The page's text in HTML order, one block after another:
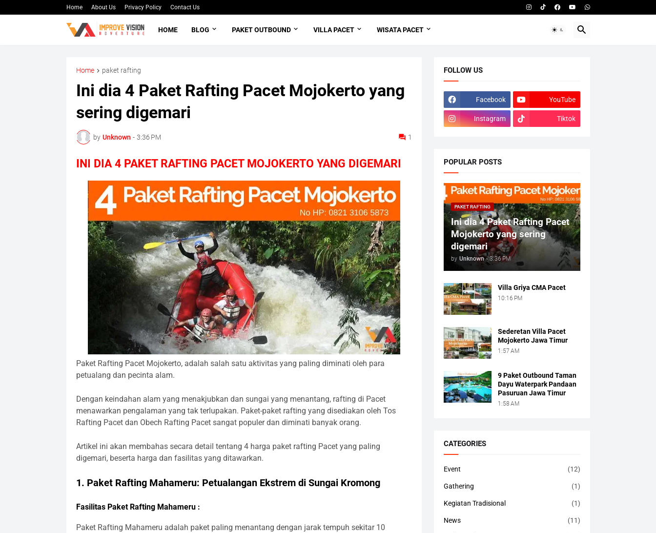
Home About Us Privacy Policy Contact Us
HOME BLOG PAKET OUTBOUND VILLA PACET WISATA PACET
Home paket rafting
Ini dia 4 Paket Rafting Pacet Mojokerto yang
sering digemari
by Unknown - 3:36 PM 1
INI DIA 4 PAKET RAFTING PACET MOJOKERTO YANG DIGEMARI
Paket Rafting Pacet Mojokerto, adalah salah satu aktivitas yang paling diminati oleh para
petualang dan pecinta alam.
Dengan keindahan alam yang menakjubkan dan sungai yang menantang, rafting di Pacet
menawarkan pengalaman yang tak terlupakan. Paket-paket rafting yang disediakan oleh Tos
Rafting Pacet dan Obech Rafting Pacet sangat populer dan diminati banyak orang.
Artikel ini akan membahas secara detail tentang 4 harga paket rafting Pacet yang paling
digemari, beserta harga dan fasilitas yang ditawarkan.
1. Paket Rafting Mahameru: Petualangan Ekstrem di Sungai Kromong
Fasilitas Paket Rafting Mahameru :
Paket Rafting Mahameru adalah paket paling menantang dengan jarak tempuh sekitar 10
FOLLOW US
Facebook YouTube
Instagram Tiktok
POPULAR POSTS
PAKET RAFTING
Ini dia 4 Paket Rafting Pacet
Mojokerto yang sering
digemari
by Unknown - 3:36 PM
Villa Griya CMA Pacet
10:16 PM
Sederetan Villa Pacet
Mojokerto Jawa Timur
1:57 AM
9 Paket Outbound Taman
Dayu Waterpark Pandaan
Pasuruan Jawa Timur
1:58 AM
CATEGORIES
Event (12)
Gathering (1)
Kegiatan Tradisional (1)
News (11)